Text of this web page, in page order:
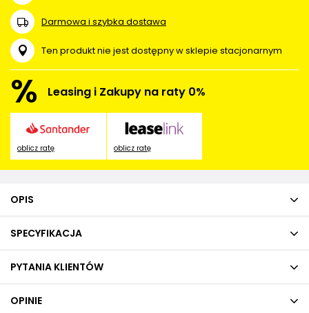
Darmowa i szybka dostawa
Ten produkt nie jest dostępny w sklepie stacjonarnym
% Leasing i Zakupy na raty 0%
oblicz ratę oblicz ratę
OPIS
SPECYFIKACJA
PYTANIA KLIENTÓW
OPINIE